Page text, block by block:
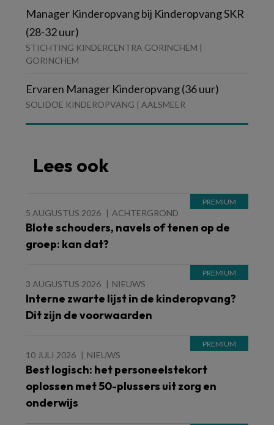
Manager Kinderopvang bij Kinderopvang SKR
(28-32 uur)
STICHTING KINDERCENTRA GORINCHEM |
GORINCHEM
Ervaren Manager Kinderopvang (36 uur)
SOLIDOE KINDEROPVANG | AALSMEER
Lees ook
5 AUGUSTUS 2026 ACHTERGROND
Blote schouders, navels of tenen op de
groep: kan dat?
3 AUGUSTUS 2026 NIEUWS
Interne zwarte lijst in de kinderopvang?
Dit zijn de voorwaarden
10 JULI 2026 NIEUWS
Best logisch: het personeelstekort
oplossen met 50-plussers uit zorg en
onderwijs